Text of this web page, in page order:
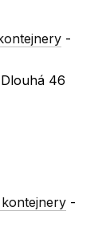
-
46
kontejnery -